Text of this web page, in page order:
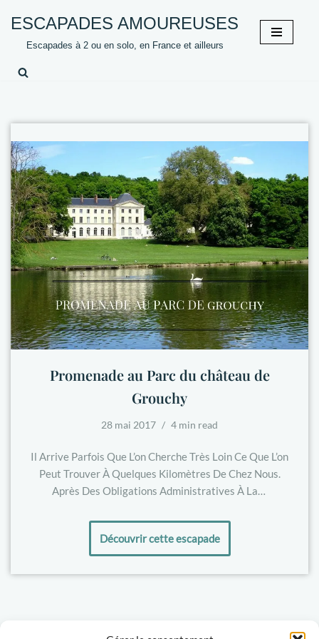
Aller
contenu
ESCAPADES AMOUREUSES
Escapades à 2 ou en solo, en France et ailleurs
Promenade au Parc du château de
Grouchy
28 mai 2017 4 min read
Il Arrive Parfois Que L’on Cherche Très Loin Ce Que L’on
Peut Trouver À Quelques Kilomètres De Chez Nous.
Après Des Obligations Administratives À La…
Découvrir cette escapade